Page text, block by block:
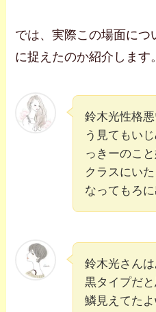
では、実際この場面につ
に捉えたのか紹介します。
鈴木光性格
う見てもい
っきーのこ
クラスにい
なってもろ
鈴木光さん
黒タイプだ
鱗見えてた